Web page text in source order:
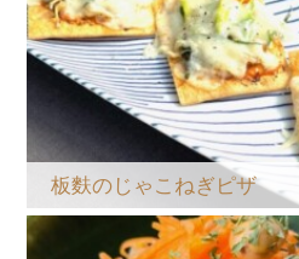
板麩のじゃこねぎピザ